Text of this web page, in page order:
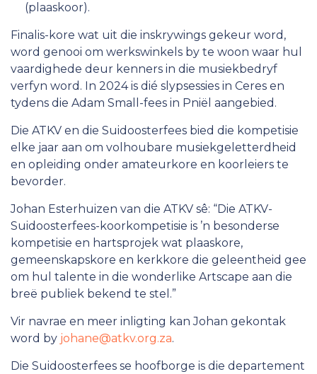
(plaaskoor).
Finalis-kore wat uit die inskrywings gekeur word,
word genooi om werkswinkels by te woon waar hul
vaardighede deur kenners in die musiekbedryf
verfyn word. In 2024 is dié slypsessies in Ceres en
tydens die Adam Small-fees in Pniël aangebied.
Die ATKV en die Suidoosterfees bied die kompetisie
elke jaar aan om volhoubare musiekgeletterdheid
en opleiding onder amateurkore en koorleiers te
bevorder.
Johan Esterhuizen van die ATKV sê: “Die ATKV-
Suidoosterfees-koorkompetisie is ’n besonderse
kompetisie en hartsprojek wat plaaskore,
gemeenskapskore en kerkkore die geleentheid gee
om hul talente in die wonderlike Artscape aan die
breë publiek bekend te stel.”
Vir navrae en meer inligting kan Johan gekontak
word by johane@atkv.org.za.
Die Suidoosterfees se hoofborge is die departement